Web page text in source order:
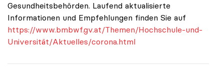
Gesundheitsbehörden. Laufend aktualisierte
Informationen und Empfehlungen finden Sie auf
https://www.bmbwf.gv.at/Themen/Hochschule-und-
Universität/Aktuelles/corona.html